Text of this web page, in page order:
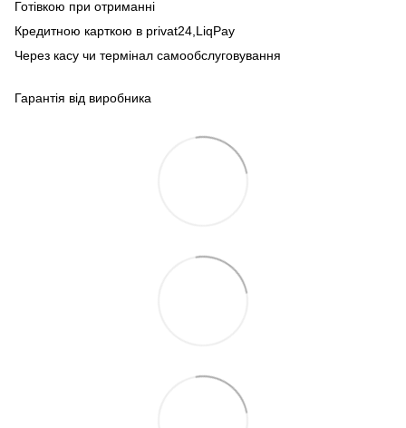
Готівкою при отриманні
Кредитною карткою в privat24,LiqPay
Через касу чи термінал самообслуговування
Гарантія від виробника